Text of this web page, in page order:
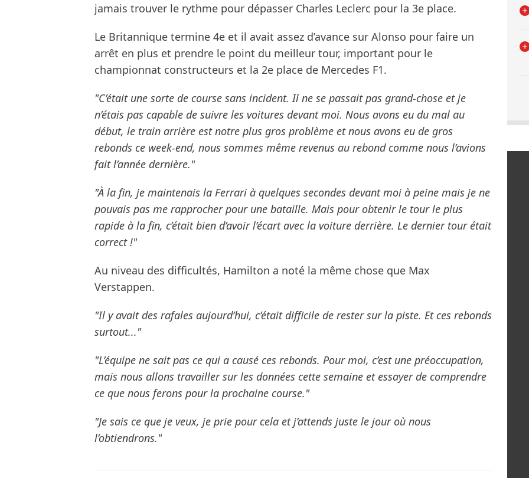
jamais trouver le rythme pour dépasser Charles Leclerc pour la 3e place.
Le Britannique termine 4e et il avait assez d’avance sur Alonso pour faire un
arrêt en plus et prendre le point du meilleur tour, important pour le
championnat constructeurs et la 2e place de Mercedes F1.
"C’était une sorte de course sans incident. Il ne se passait pas grand-chose et je
n’étais pas capable de suivre les voitures devant moi. Nous avons eu du mal au
début, le train arrière est notre plus gros problème et nous avons eu de gros
rebonds ce week-end, nous sommes même revenus au rebond comme nous l’avions
fait l’année dernière."
"À la fin, je maintenais la Ferrari à quelques secondes devant moi à peine mais je ne
pouvais pas me rapprocher pour une bataille. Mais pour obtenir le tour le plus
rapide à la fin, c’était bien d’avoir l’écart avec la voiture derrière. Le dernier tour était
correct !"
Au niveau des difficultés, Hamilton a noté la même chose que Max
Verstappen.
"Il y avait des rafales aujourd’hui, c’était difficile de rester sur la piste. Et ces rebonds
surtout..."
"L’équipe ne sait pas ce qui a causé ces rebonds. Pour moi, c’est une préoccupation,
mais nous allons travailler sur les données cette semaine et essayer de comprendre
ce que nous ferons pour la prochaine course."
"Je sais ce que je veux, je prie pour cela et j’attends juste le jour où nous
l’obtiendrons."